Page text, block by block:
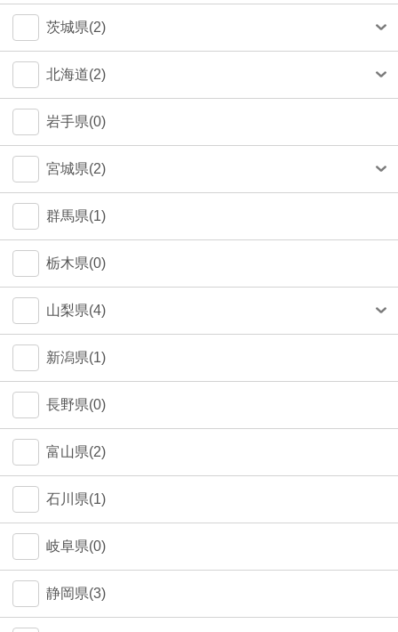
豊島区(14)
目黒区(14)
文京区(13)
世田谷区(7)
台東区(5)
荒川区(0)
吹田市(1)
神戸市(1)
茨城県(2)
つくば市(1)
北海道(2)
札幌市(1)
岩手県(0)
宮城県(2)
仙台市(2)
群馬県(1)
栃木県(0)
山梨県(4)
甲府市(4)
新潟県(1)
長野県(0)
富山県(2)
石川県(1)
岐阜県(0)
静岡県(3)